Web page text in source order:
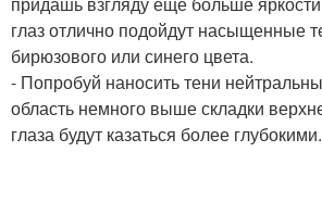
глаз отлично подойдут насыщенные
бирюзового или синего цвета.
- Попробуй наносить тени
область немного выше складки
глаза будут казаться более глубокими.